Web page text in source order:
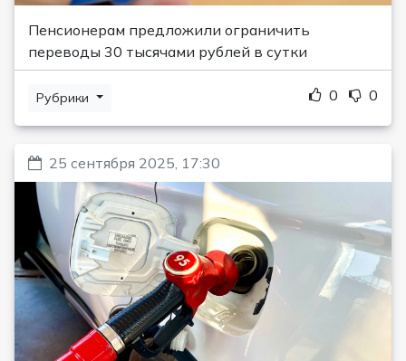
Пенсионерам предложили ограничить
переводы 30 тысячами рублей в сутки
Рубрики 0 0
25 сентября 2025, 17:30